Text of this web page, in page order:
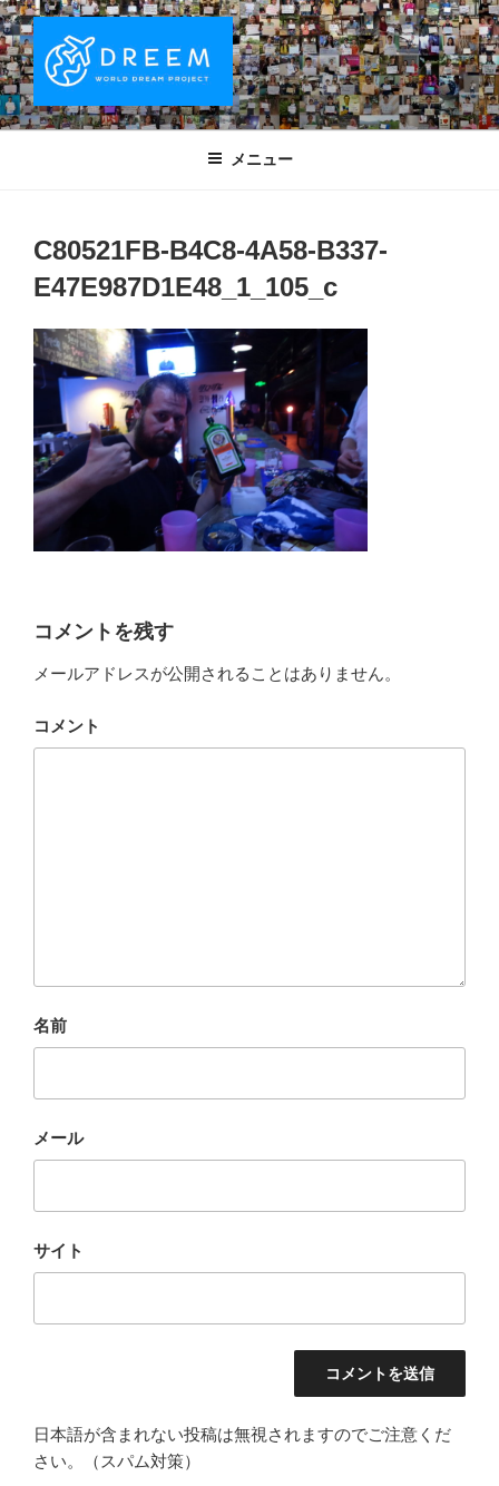
コ
ン
テ
ン
ツ
DREEM | 世界ドリームプロジェクト
WORLD DREAM PROJECT
夢をもつワクワクを世界中に！ Sparks of Joy with dreams for
メニュー
C80521FB-B4C8-4A58-B337-
E47E987D1E48_1_105_c
コメントを残す
メールアドレスが公開されることはありません。
コメント
名前
メール
サイト
日本語が含まれない投稿は無視されますのでご注意くだ
さい。（スパム対策）